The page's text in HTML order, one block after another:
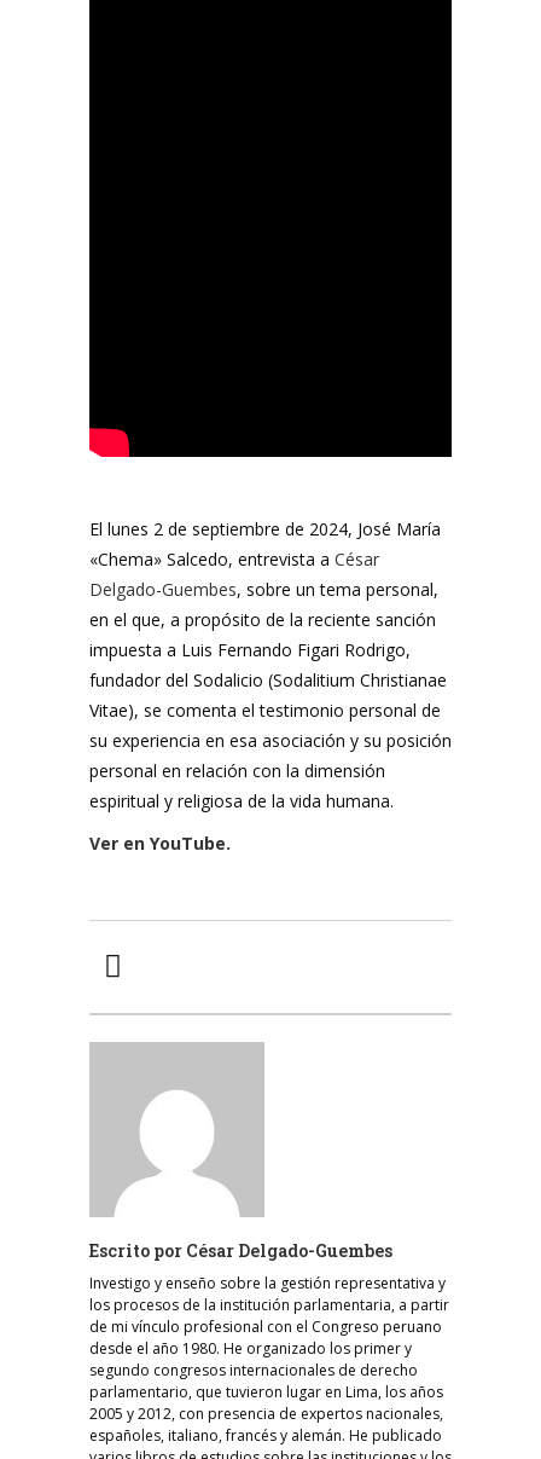
El lunes 2 de septiembre de 2024, José María
«Chema» Salcedo, entrevista a César
Delgado-Guembes, sobre un tema personal,
en el que, a propósito de la reciente sanción
impuesta a Luis Fernando Figari Rodrigo,
fundador del Sodalicio (Sodalitium Christianae
Vitae), se comenta el testimonio personal de
su experiencia en esa asociación y su posición
personal en relación con la dimensión
espiritual y religiosa de la vida humana.
Ver en YouTube.
Escrito por César Delgado-Guembes
Investigo y enseño sobre la gestión representativa y
los procesos de la institución parlamentaria, a partir
de mi vínculo profesional con el Congreso peruano
desde el año 1980. He organizado los primer y
segundo congresos internacionales de derecho
parlamentario, que tuvieron lugar en Lima, los años
2005 y 2012, con presencia de expertos nacionales,
españoles, italiano, francés y alemán. He publicado